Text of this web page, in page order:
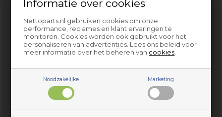
Informatie over cookies
Nettoparts.nl gebruiken cookies om onze
performance, reclames en klant ervaringen te
monitoren. Cookies worden ook gebruikt voor het
personaliseren van advertenties. Lees ons beleid voor
meer informatie over het beheren van cookies
Noodzakelijke Marketing
Delonghi